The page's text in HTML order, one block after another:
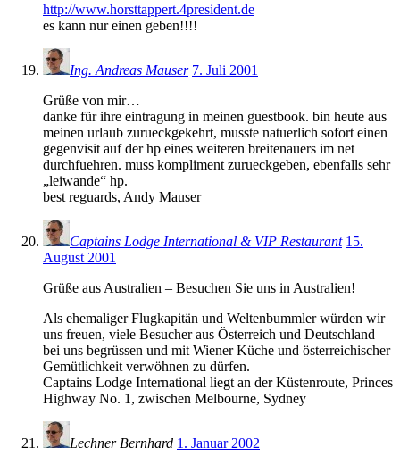
http://www.horsttappert.4president.de
es kann nur einen geben!!!!
Ing. Andreas Mauser 7. Juli 2001
Grüße von mir…
danke für ihre eintragung in meinen guestbook. bin heute aus
meinen urlaub zurueckgekehrt, musste natuerlich sofort einen
gegenvisit auf der hp eines weiteren breitenauers im net
durchfuehren. muss kompliment zurueckgeben, ebenfalls sehr
„leiwande“ hp.
best reguards, Andy Mauser
Captains Lodge International & VIP Restaurant 15.
August 2001
Grüße aus Australien – Besuchen Sie uns in Australien!
Als ehemaliger Flugkapitän und Weltenbummler würden wir
uns freuen, viele Besucher aus Österreich und Deutschland
bei uns begrüssen und mit Wiener Küche und österreichischer
Gemütlichkeit verwöhnen zu dürfen.
Captains Lodge International liegt an der Küstenroute, Princes
Highway No. 1, zwischen Melbourne, Sydney
Lechner Bernhard 1. Januar 2002